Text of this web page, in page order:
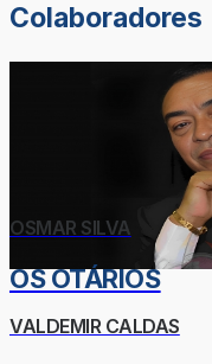
Colaboradores
OSMAR SILVA
OS OTÁRIOS
VALDEMIR CALDAS